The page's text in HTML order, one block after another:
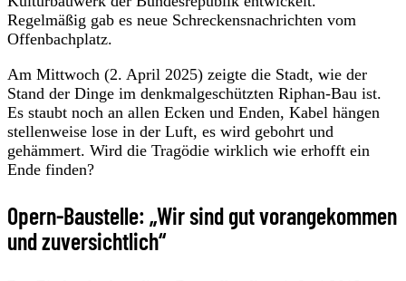
Regelmäßig gab es neue Schreckensnachrichten vom
Offenbachplatz.
Am Mittwoch (2. April 2025) zeigte die Stadt, wie der
Stand der Dinge im denkmalgeschützten Riphan-Bau ist.
Es staubt noch an allen Ecken und Enden, Kabel hängen
stellenweise lose in der Luft, es wird gebohrt und
gehämmert. Wird die Tragödie wirklich wie erhofft ein
Ende finden?
Opern-Baustelle: „Wir sind gut vorangekommen
und zuversichtlich“